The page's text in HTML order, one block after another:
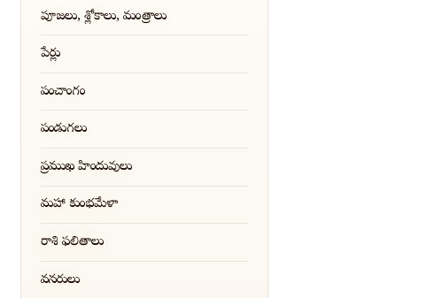
పూజలు, శ్లోకాలు, మంత్రాలు
పేర్లు
పంచాంగం
పండుగలు
ప్రముఖ హిందువులు
మహా కుంభమేళా
రాశి ఫలితాలు
వనరులు